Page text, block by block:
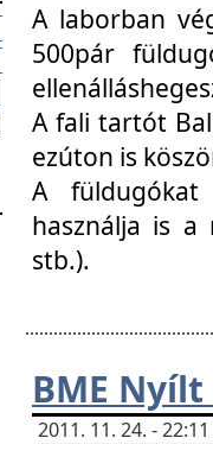
A laborban
500pár
A fali tartót
ezúton is
A füldugókat
használja is a
stb.).
BME
2011. 11. 24. -